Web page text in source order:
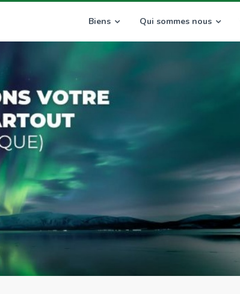
Biens Qui sommes nous